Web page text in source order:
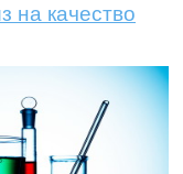
на качество